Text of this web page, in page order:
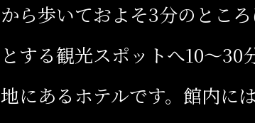
から歩いておよそ3分のとこ
とする観光スポットへ10～30
地にあるホテルです。館内に